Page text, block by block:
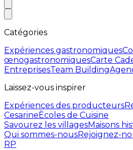
Catégories
Expériences gastronomiques
œnogastronomiquesCarte
EntreprisesTeam Building
Laissez-vous inspirer
Expériences des producteurs
CesarineÈcoles de Cuisine
Savourez les villagesMaisons
Qui sommes-nousRejoignez-
RP